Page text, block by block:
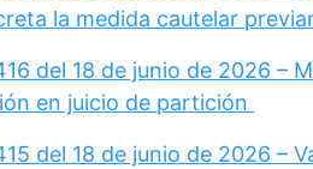
la medida cautelar
del 18 de junio de 2026 –
en juicio de partición
del 18 de junio de 2026 –